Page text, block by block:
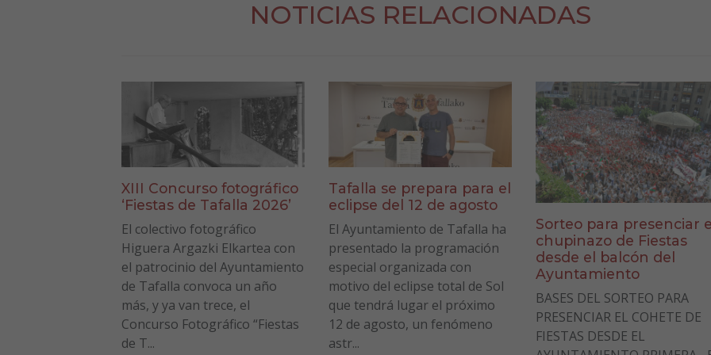
NOTICIAS RELACIONADAS
XIII Concurso fotográfico
‘Fiestas de Tafalla 2026’
El colectivo fotográfico
Higuera Argazki Elkartea con
el patrocinio del Ayuntamiento
de Tafalla convoca un año
más, y ya van trece, el
Concurso Fotográfico “Fiestas
de T...
Tafalla se prepara para el
eclipse del 12 de agosto
El Ayuntamiento de Tafalla ha
presentado la programación
especial organizada con
motivo del eclipse total de Sol
que tendrá lugar el próximo
12 de agosto, un fenómeno
astr...
Sorteo para presenciar
chupinazo de Fiestas
desde el balcón del
Ayuntamiento
BASES DEL SORTEO PARA
PRESENCIAR EL COHETE DE
FIESTAS DESDE EL